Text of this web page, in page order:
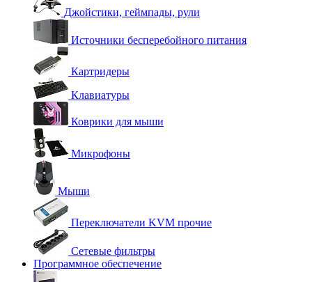
Джойстики, геймпады, рули
Источники бесперебойного питания
Картридеры
Клавиатуры
Коврики для мыши
Микрофоны
Мыши
Переключатели KVM прочие
Сетевые фильтры
Программное обеспечение